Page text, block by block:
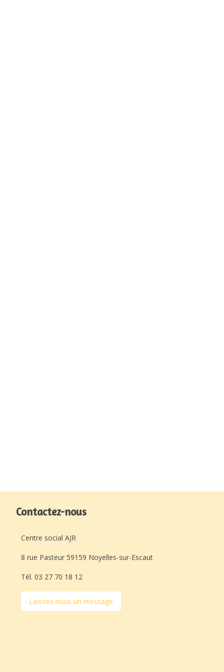
Contactez-nous
Centre social AJR
8 rue Pasteur 59159 Noyelles-sur-Escaut
Tél. 03 27 70 18 12
Laissez-nous un message